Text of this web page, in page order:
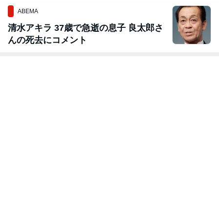
ABEMA
清水アキラ 37歳で急逝の息子 良太郎さ
んの死去にコメント